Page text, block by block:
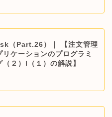
（Part.26）｜ 【注文管理
リケーションのプログラミ
（２）l（１）の解説】